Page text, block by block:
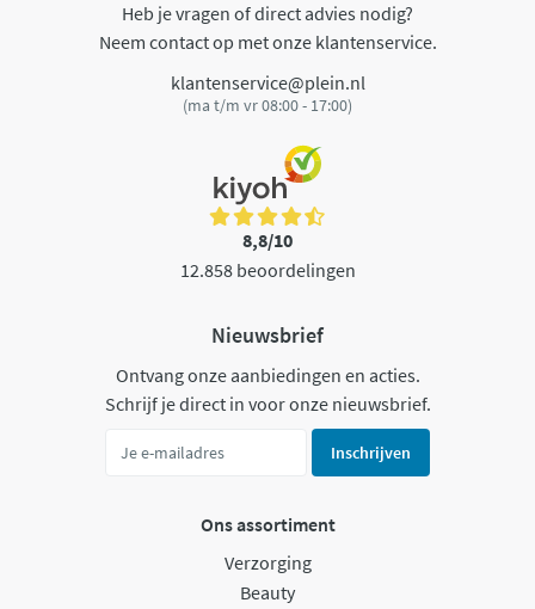
Heb je vragen of direct advies nodig?
Neem contact op met onze klantenservice.
klantenservice@plein.nl
(ma t/m vr 08:00 - 17:00)
8,8/10
12.858 beoordelingen
Nieuwsbrief
Ontvang onze aanbiedingen en acties.
Schrijf je direct in voor onze nieuwsbrief.
Inschrijven
Ons assortiment
Verzorging
Beauty